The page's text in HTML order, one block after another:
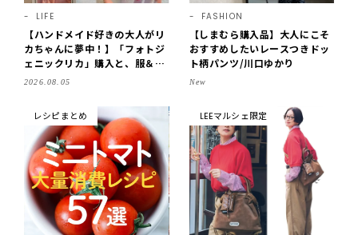
LIFE
【ハンドメイド好きの大人がリ
カちゃんに夢中！】「フォトジ
ェニックリカ」購入と、服＆ク
ローゼットの手づくり実例をご
2026.08.05
FASHION
【しまむら購入品】大人にこそ
おすすめしたいレースつきドッ
ト柄パンツ/川口ゆかり
New
レシピまとめ LEEマルシェ限定